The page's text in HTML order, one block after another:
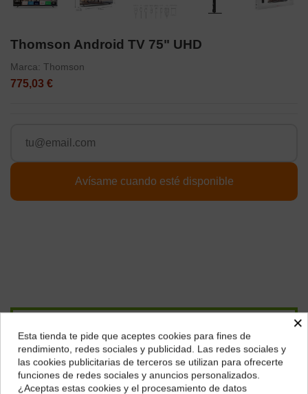
Thomson Android TV 75" UHD
Marca: Thomson
775,03 €
24,00€*al mes en cuotas
¿Dónde deseas recibir tu pedido?
Selecciona tu ubicación para mostrarte los precios e
impuestos correctos para tu región.
×
Esta tienda te pide que aceptes cookies para fines de
rendimiento, redes sociales y publicidad. Las redes sociales y
las cookies publicitarias de terceros se utilizan para ofrecerte
funciones de redes sociales y anuncios personalizados.
¿Aceptas estas cookies y el procesamiento de datos